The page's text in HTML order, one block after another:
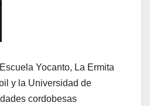
Yocanto, La Ermita
y la Universidad de
cordobesas